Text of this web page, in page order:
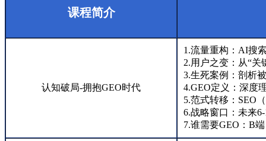
课程简介
认知破局-拥抱GEO时代
1.流量重构：AI搜
2.用户之变：从“关
3.生死案例：剖析
4.GEO定义：深度
5.范式转移：SEO
6.战略窗口：未来
7.谁需要GEO：B